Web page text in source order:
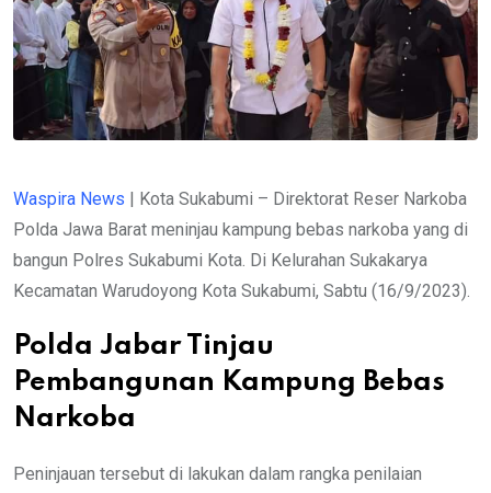
Waspira News | Kota Sukabumi – Direktorat Reser Narkoba
Polda Jawa Barat meninjau kampung bebas narkoba yang di
bangun Polres Sukabumi Kota. Di Kelurahan Sukakarya
Kecamatan Warudoyong Kota Sukabumi, Sabtu (16/9/2023).
Polda Jabar Tinjau
Pembangunan Kampung Bebas
Narkoba
Peninjauan tersebut di lakukan dalam rangka penilaian